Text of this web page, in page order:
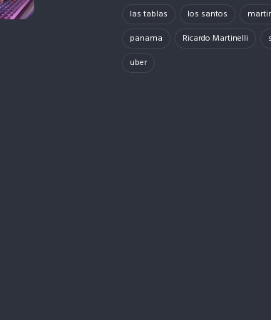
las tablas
los santos
panama
Ricardo Martinelli
uber